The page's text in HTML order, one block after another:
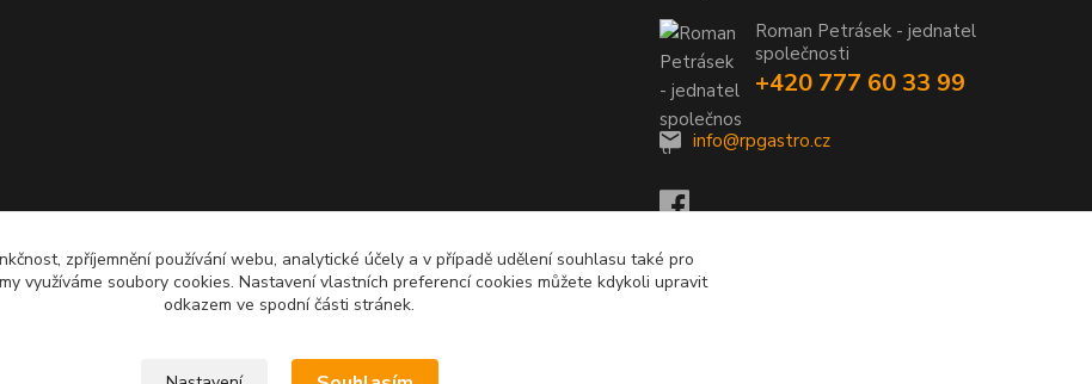
Roman Petrásek - jednatel
společnosti
+420 777 60 33 99
info@rpgastro.cz
Upravit sběr cookies.
zpříjemnění používání webu, analytické účely a v případě udělení souhlasu také pro
využíváme soubory cookies. Nastavení vlastních preferencí cookies můžete kdykoli upravit
odkazem ve spodní části stránek.